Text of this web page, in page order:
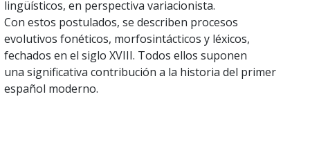
lingüísticos, en perspectiva variacionista.
Con estos postulados, se describen procesos
evolutivos fonéticos, morfosintácticos y léxicos,
fechados en el siglo XVIII. Todos ellos suponen
una significativa contribución a la historia del primer
español moderno.